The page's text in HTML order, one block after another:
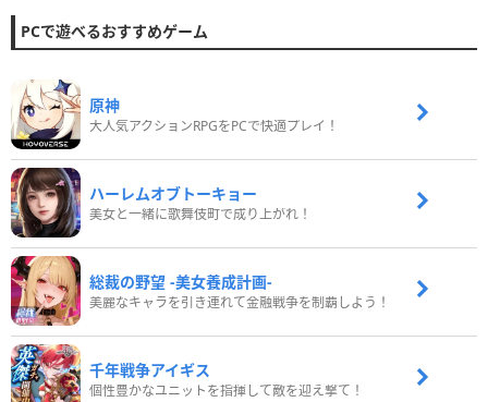
PCで遊べるおすすめゲーム
原神
大人気アクションRPGをPCで快適プレイ！
ハーレムオブトーキョー
美女と一緒に歌舞伎町で成り上がれ！
総裁の野望 -美女養成計画-
美麗なキャラを引き連れて金融戦争を制覇しよう！
千年戦争アイギス
個性豊かなユニットを指揮して敵を迎え撃て！